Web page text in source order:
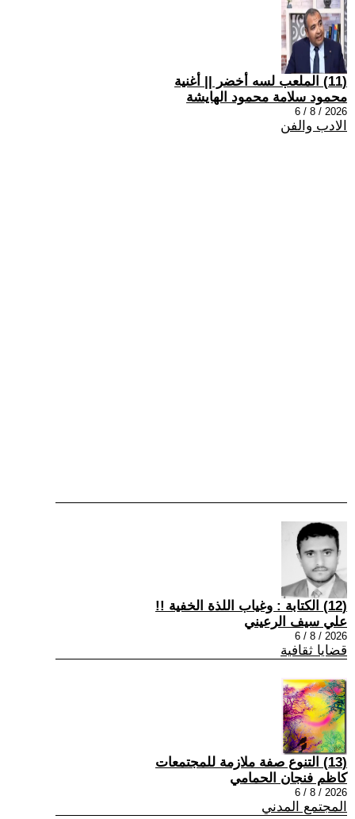
(11) الملعب لسه أخضر || أغنية
محمود سلامة محمود الهايشة
2026 / 8 / 6
الادب والفن
(12) الكتابة : وغياب اللذة الخفية !!
علي سيف الرعيني
2026 / 8 / 6
قضايا ثقافية
(13) التنوع صفة ملازمة للمجتمعات
كاظم فنجان الحمامي
2026 / 8 / 6
المجتمع المدني